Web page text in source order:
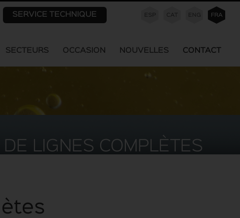
SERVICE TECHNIQUE ESP CAT ENG FRA
SECTEURS OCCASION NOUVELLES CONTACT
LIGNES COMPLÈTES